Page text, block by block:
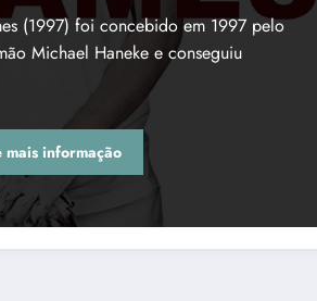
(1997) foi concebido em 1997 pelo
Michael Haneke e conseguiu
mais informação